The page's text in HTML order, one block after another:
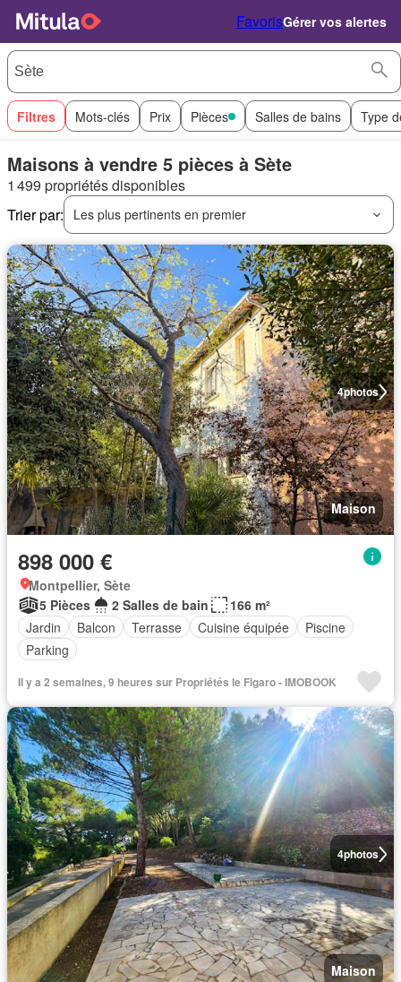
FavorisGérer vos alertes
Filtres Mots-clés Prix Pièces Salles de bains Type
Maisons à vendre 5 pièces à Sète
1 499 propriétés disponibles
Trier par:
Les plus pertinents en premier
4photos
Maison
898 000 €
Montpellier, Sète
5 Pièces
2 Salles de bain
166 m²
Jardin
Balcon Terrasse Cuisine équipée
Piscine
Parking
Il y a 2 semaines, 9 heures sur Propriétés le Figaro - IMOBOOK
4photos
Maison